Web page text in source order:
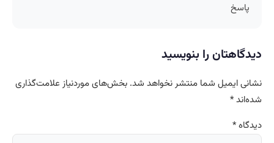
پاسخ
دیدگاهتان را بنویسید
نشانی ایمیل شما منتشر نخواهد شد. بخش‌های موردنیاز علامت‌گذاری
شده‌اند*
دیدگاه*